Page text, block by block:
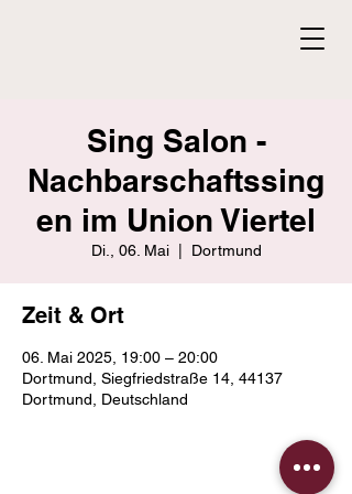
Sing Salon -
Nachbarschaftssing
en im Union Viertel
Di., 06. Mai
  |
Dortmund
Zeit & Ort
06. Mai 2025, 19:00 – 20:00
Dortmund, Siegfriedstraße 14, 44137
Dortmund, Deutschland